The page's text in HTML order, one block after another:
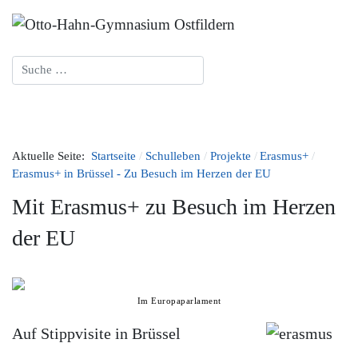
Suchen
Aktuelle Seite: Startseite Schulleben Projekte
Erasmus+
Erasmus+ in Brüssel - Zu Besuch im Herzen der EU
Mit Erasmus+ zu Besuch im Herzen
der EU
Im Europaparlament
Auf Stippvisite in Brüssel